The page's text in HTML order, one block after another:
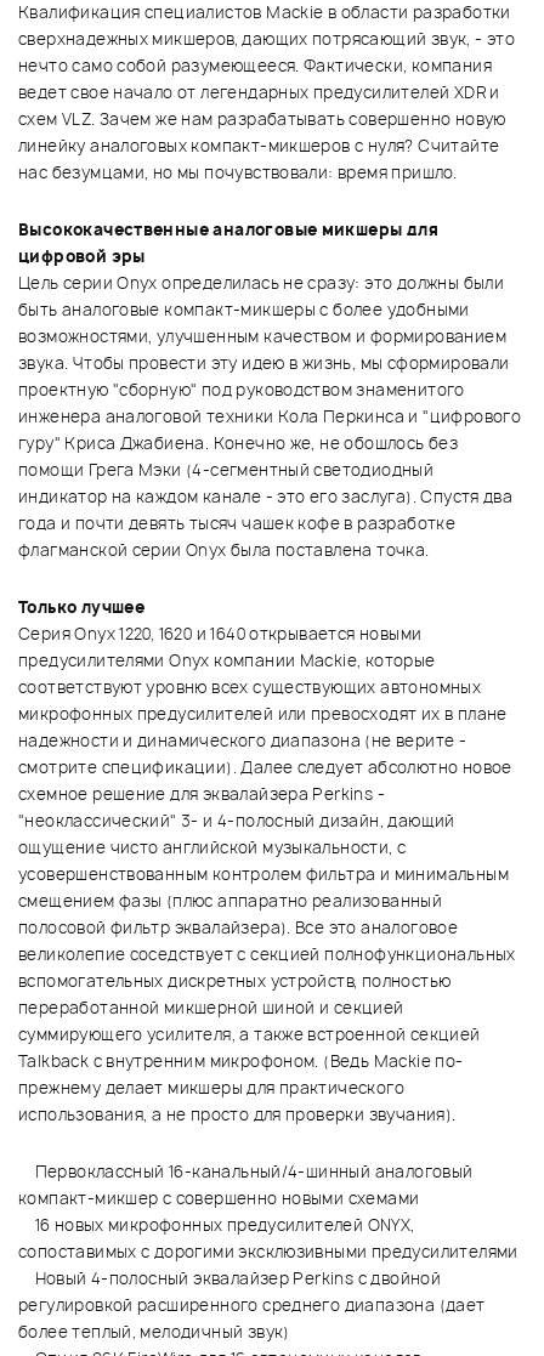
Квалификация специалистов Mackie в области разработки
сверхнадежных микшеров, дающих потрясающий звук, - это
нечто само собой разумеющееся. Фактически, компания
ведет свое начало от легендарных предусилителей XDR и
схем VLZ. Зачем же нам разрабатывать совершенно новую
линейку аналоговых компакт-микшеров с нуля? Считайте
нас безумцами, но мы почувствовали: время пришло.
Высококачественные аналоговые микшеры для
цифровой эры
Цель серии Onyx определилась не сразу: это должны были
быть аналоговые компакт-микшеры с более удобными
возможностями, улучшенным качеством и формированием
звука. Чтобы провести эту идею в жизнь, мы сформировали
проектную "сборную" под руководством знаменитого
инженера аналоговой техники Кола Перкинса и "цифрового
гуру" Криса Джабиена. Конечно же, не обошлось без
помощи Грега Мэки (4-сегментный светодиодный
индикатор на каждом канале - это его заслуга). Спустя два
года и почти девять тысяч чашек кофе в разработке
флагманской серии Onyx была поставлена точка.
Только лучшее
Серия Onyx 1220, 1620 и 1640 открывается новыми
предусилителями Onyx компании Mackie, которые
соответствуют уровню всех существующих автономных
микрофонных предусилителей или превосходят их в плане
надежности и динамического диапазона (не верите -
смотрите спецификации). Далее следует абсолютно новое
схемное решение для эквалайзера Perkins -
"неоклассический" 3- и 4-полосный дизайн, дающий
ощущение чисто английской музыкальности, с
усовершенствованным контролем фильтра и минимальным
смещением фазы (плюс аппаратно реализованный
полосовой фильтр эквалайзера). Все это аналоговое
великолепие соседствует с секцией полнофункциональных
вспомогательных дискретных устройств, полностью
переработанной микшерной шиной и секцией
суммирующего усилителя, а также встроенной секцией
Talkback с внутренним микрофоном. (Ведь Mackie по-
прежнему делает микшеры для практического
использования, а не просто для проверки звучания).
Первоклассный 16-канальный/4-шинный аналоговый
компакт-микшер с совершенно новыми схемами
16 новых микрофонных предусилителей ONYX,
сопоставимых с дорогими эксклюзивными предусилителями
Новый 4-полосный эквалайзер Perkins с двойной
регулировкой расширенного среднего диапазона (дает
более теплый, мелодичный звук)